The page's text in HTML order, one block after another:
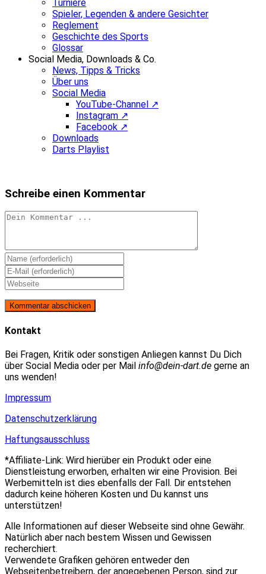
Turniere
Spieler, Legenden & andere Gesichter
Reglement
Geschichte des Sports
Glossar
Social Media, Downloads & Co.
News, Tipps & Tricks
Über uns
Social Media
YouTube-Channel ↗
Instagram ↗
Facebook ↗
Downloads
Darts Playlist
Schreibe einen Kommentar
Kommentieren
Gib
deinen
Namen
oder
Benutzernamen
zum
Kommentieren
ein
Gib
deine
E-
Mail-
Adresse
zum
ein
Gib
Website-
ein
Kontakt
Bei Fragen, Kritik oder sonstigen Anliegen kannst Du Dich
über Social Media oder per Mail info@dein-dart.de gerne an
uns wenden!
Impressum
Datenschutzerklärung
Haftungsausschluss
*Affiliate-Link: Wird hierüber ein Produkt oder eine
Dienstleistung erworben, erhalten wir eine Provision. Bei
Werbemitteln ist dies ebenfalls der Fall. Dir entstehen
dadurch keine höheren Kosten und Du kannst uns
unterstützen!
Alle Informationen auf dieser Webseite sind ohne Gewähr.
Natürlich aber nach bestem Wissen und Gewissen
recherchiert.
Verwendete Grafiken gehören entweder den
Webseitenbetreibern, der angegebenen Person, sind zur